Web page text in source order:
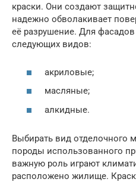
краски. Они создают
надежно обволакивает
её разрушение. Для
следующих видов:
акриловые;
масляные;
алкидные.
Выбирать вид отделочного
породы использованного
важную роль играют
расположено жилище.